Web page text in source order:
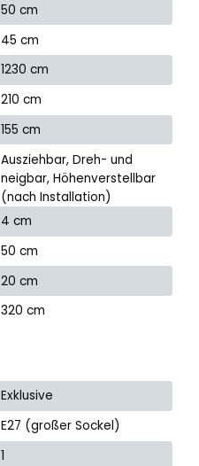
50 cm
45 cm
1230 cm
210 cm
155 cm
Ausziehbar, Dreh- und
neigbar, Höhenverstellbar
(nach Installation)
4 cm
50 cm
20 cm
320 cm
Exklusive
E27 (großer Sockel)
1